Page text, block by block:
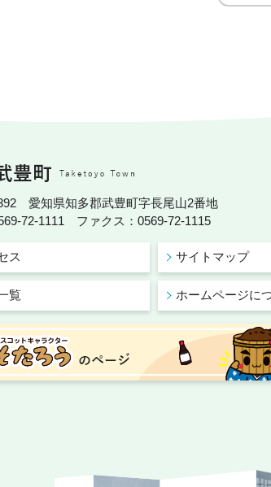
愛知県知多郡武豊町字長尾山2番地
72-1111 ファクス：0569-72-1115
ス サイトマップ
覧 ホームページに